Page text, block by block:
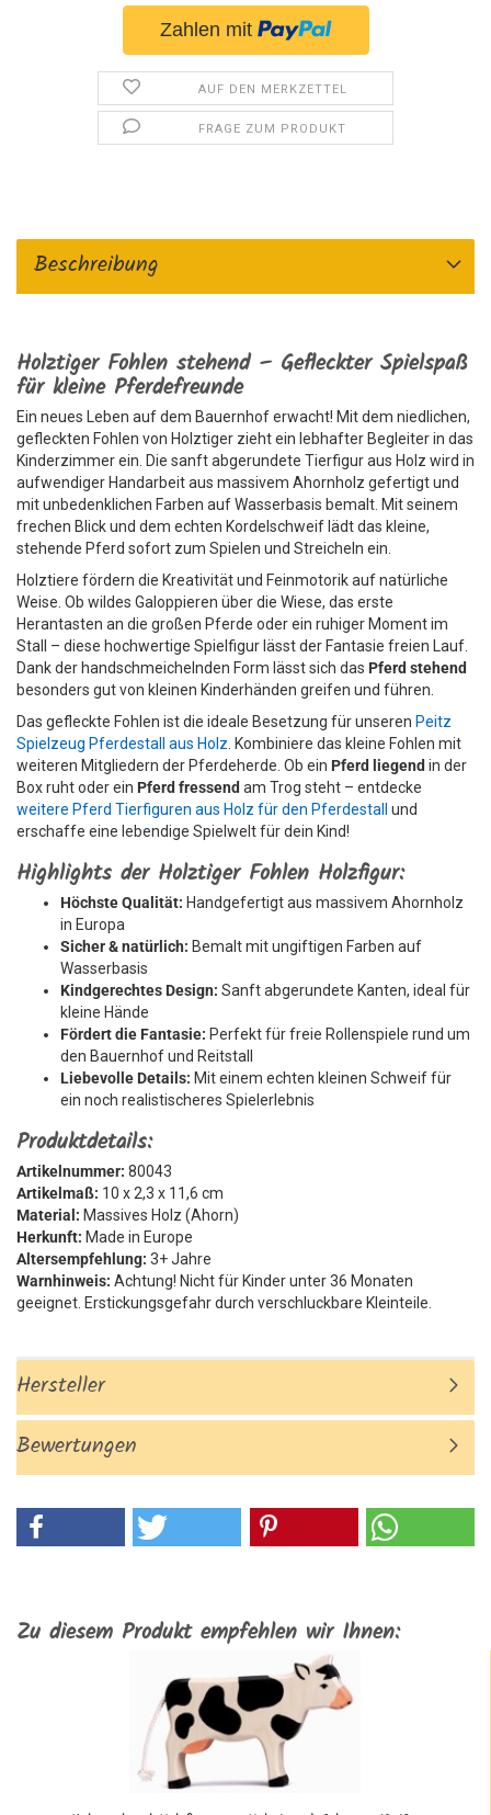
AUF DEN MERKZETTEL
FRAGE ZUM PRODUKT
Beschreibung
Holztiger Fohlen stehend – Gefleckter Spielspaß
für kleine Pferdefreunde
Ein neues Leben auf dem Bauernhof erwacht! Mit dem niedlichen,
gefleckten Fohlen von Holztiger zieht ein lebhafter Begleiter in das
Kinderzimmer ein. Die sanft abgerundete Tierfigur aus Holz wird in
aufwendiger Handarbeit aus massivem Ahornholz gefertigt und
mit unbedenklichen Farben auf Wasserbasis bemalt. Mit seinem
frechen Blick und dem echten Kordelschweif lädt das kleine,
stehende Pferd sofort zum Spielen und Streicheln ein.
Holztiere fördern die Kreativität und Feinmotorik auf natürliche
Weise. Ob wildes Galoppieren über die Wiese, das erste
Herantasten an die großen Pferde oder ein ruhiger Moment im
Stall – diese hochwertige Spielfigur lässt der Fantasie freien Lauf.
Dank der handschmeichelnden Form lässt sich das Pferd stehend
besonders gut von kleinen Kinderhänden greifen und führen.
Das gefleckte Fohlen ist die ideale Besetzung für unseren Peitz
Spielzeug Pferdestall aus Holz . Kombiniere das kleine Fohlen mit
weiteren Mitgliedern der Pferdeherde. Ob ein Pferd liegend in der
Box ruht oder ein Pferd fressend am Trog steht – entdecke
weitere Pferd Tierfiguren aus Holz für den Pferdestall
und
erschaffe eine lebendige Spielwelt für dein Kind!
Highlights der Holztiger Fohlen Holzfigur:
Höchste Qualität: Handgefertigt aus massivem Ahornholz
in Europa
Sicher & natürlich: Bemalt mit ungiftigen Farben auf
Wasserbasis
Kindgerechtes Design: Sanft abgerundete Kanten, ideal für
kleine Hände
Fördert die Fantasie: Perfekt für freie Rollenspiele rund um
den Bauernhof und Reitstall
Liebevolle Details: Mit einem echten kleinen Schweif für
ein noch realistischeres Spielerlebnis
Produktdetails:
Artikelnummer: 80043
Artikelmaß: 10 x 2,3 x 11,6 cm
Material: Massives Holz (Ahorn)
Herkunft: Made in Europe
Altersempfehlung: 3+ Jahre
Warnhinweis: Achtung! Nicht für Kinder unter 36 Monaten
geeignet. Erstickungsgefahr durch verschluckbare Kleinteile.
Hersteller
Bewertungen
Zu diesem Produkt empfehlen wir Ihnen: